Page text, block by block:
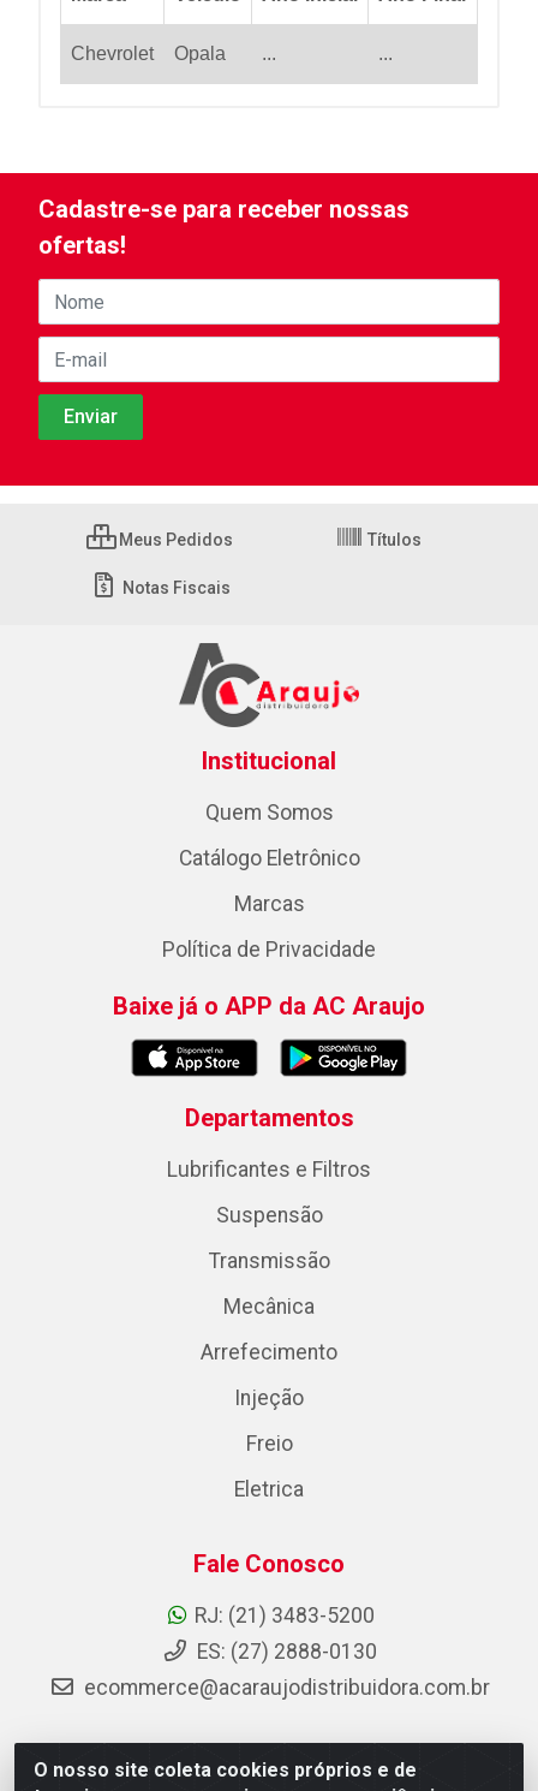
Chevrolet Opala ... ...
O nosso site coleta cookies próprios e de
Cadastre-se para receber nossas
ofertas!
Meus Pedidos Títulos
Notas Fiscais
Institucional
Quem Somos
Catálogo Eletrônico
Marcas
Política de Privacidade
Baixe já o APP da AC Araujo
Departamentos
Lubrificantes e Filtros
Suspensão
Transmissão
Mecânica
Arrefecimento
Injeção
Freio
Eletrica
Fale Conosco
RJ: (21) 3483-5200
ES: (27) 2888-0130
ecommerce@acaraujodistribuidora.com.br
AC Araujo Distribuidora - Rua Carneiro de Campos, 42 -